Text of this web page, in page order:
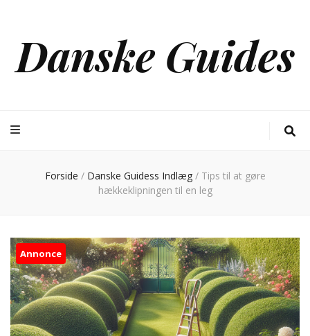
Danske Guides
Forside / Danske Guidess Indlæg / Tips til at gøre
hækkeklipningen til en leg
Annonce